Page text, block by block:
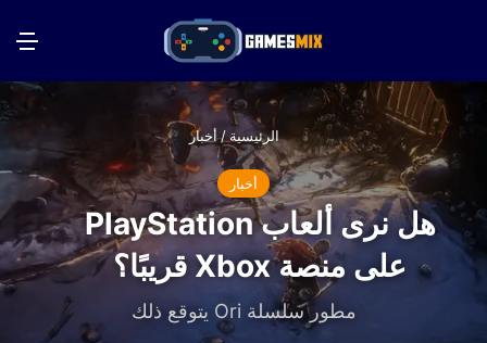
الرئيسية/ أخبار
أخبار
هل نرى ألعاب PlayStation
على منصة Xbox قريبًا؟
مطور سلسلة Ori يتوقع ذلك